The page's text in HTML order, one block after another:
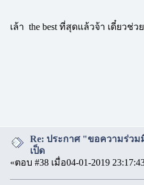
เล้า the best ที่สุดแล้วจ้า เดี๋ยวช่
Re: ประกาศ "ขอความร่ว
เป็ด
«ตอบ #38 เมื่อ04-01-2019